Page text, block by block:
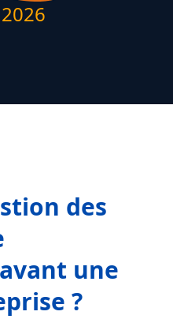
des
une
?